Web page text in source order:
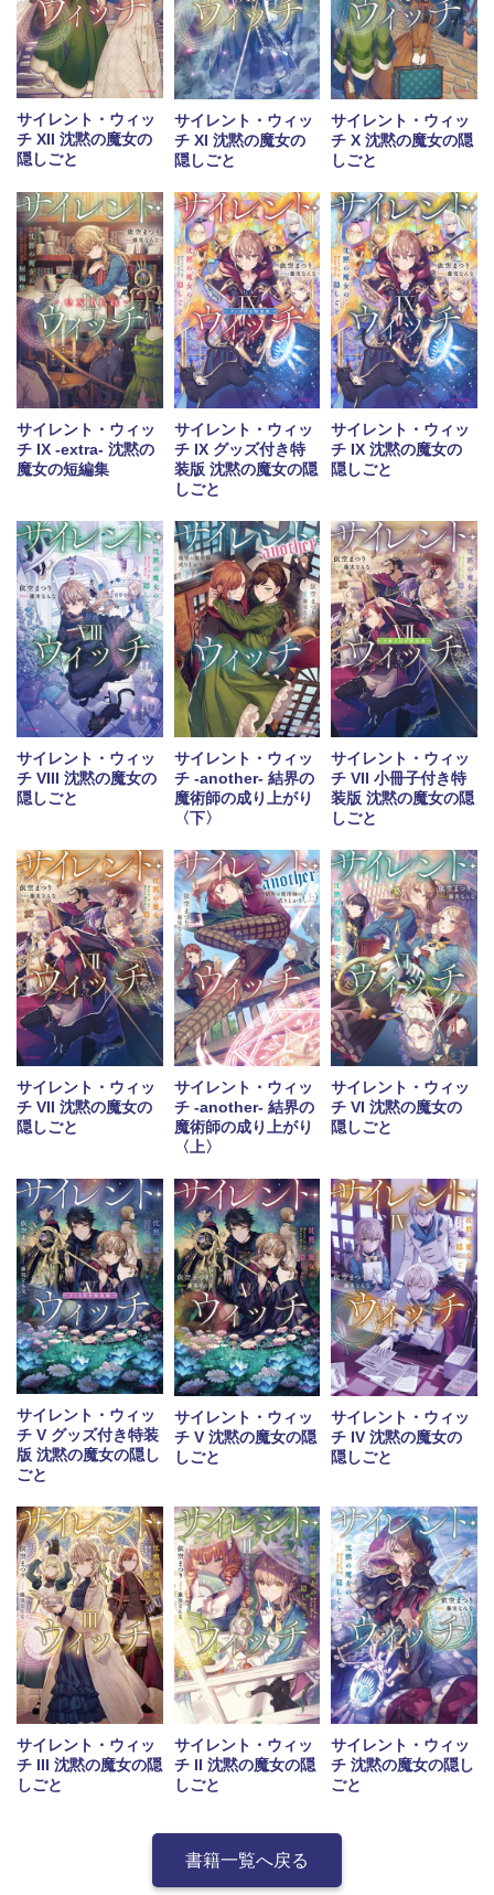
サイレント・ウィッ
チ XII 沈黙の魔女の
隠しごと
サイレント・ウィッ
チ XI 沈黙の魔女の
隠しごと
サイレント・ウィッ
チ X 沈黙の魔女の隠
しごと
サイレント・ウィッ
チ IX -extra- 沈黙の
魔女の短編集
サイレント・ウィッ
チ IX グッズ付き特
装版 沈黙の魔女の隠
しごと
サイレント・ウィッ
チ IX 沈黙の魔女の
隠しごと
サイレント・ウィッ
チ VIII 沈黙の魔女の
隠しごと
サイレント・ウィッ
チ -another- 結界の
魔術師の成り上がり
〈下〉
サイレント・ウィッ
チ VII 小冊子付き特
装版 沈黙の魔女の隠
しごと
サイレント・ウィッ
チ VII 沈黙の魔女の
隠しごと
サイレント・ウィッ
チ -another- 結界の
魔術師の成り上がり
〈上〉
サイレント・ウィッ
チ VI 沈黙の魔女の
隠しごと
サイレント・ウィッ
チ V グッズ付き特装
版 沈黙の魔女の隠し
ごと
サイレント・ウィッ
チ V 沈黙の魔女の隠
しごと
サイレント・ウィッ
チ IV 沈黙の魔女の
隠しごと
サイレント・ウィッ
チ III 沈黙の魔女の隠
しごと
サイレント・ウィッ
チ II 沈黙の魔女の隠
しごと
サイレント・ウィッ
チ 沈黙の魔女の隠し
ごと
書籍一覧へ戻る